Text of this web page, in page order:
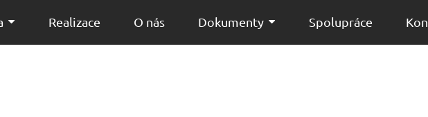
Realizace O nás Dokumenty Spolupráce